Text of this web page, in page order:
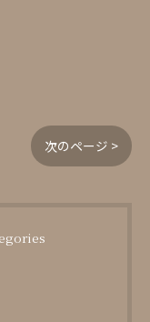
次のページ >